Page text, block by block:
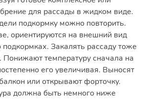
для рассады в жидком виде.
подкормку можно повторить.
ориентируются на внешний вид
подкормках. Закалять рассаду тоже
температуру сначала на
его увеличивая. Выносят
или открывают форточку.
должна быть немного ниже